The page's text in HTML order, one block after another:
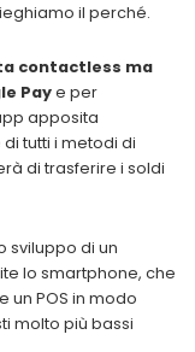
il perché.
contactless ma
Paye per
apposita
tutti i metodi di
di trasferire i soldi
sviluppo di un
lo smartphone, che
un POS in modo
molto più bassi